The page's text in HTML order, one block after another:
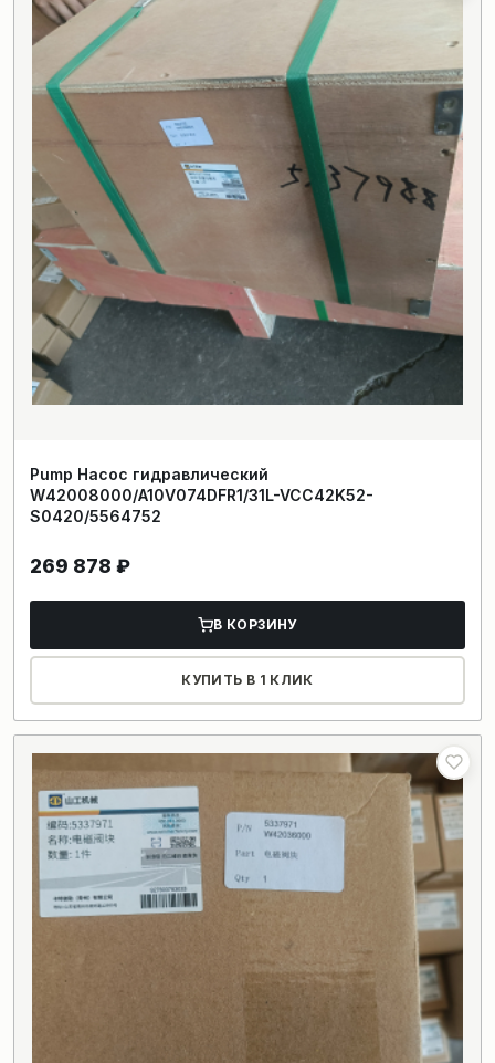
Pump Насос гидравлический
W42008000/A10V074DFR1/31L-VCC42K52-
S0420/5564752
269 878 ₽
В КОРЗИНУ
КУПИТЬ В 1 КЛИК